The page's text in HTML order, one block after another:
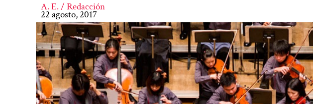
A. E. / Redacción
22 agosto, 2017